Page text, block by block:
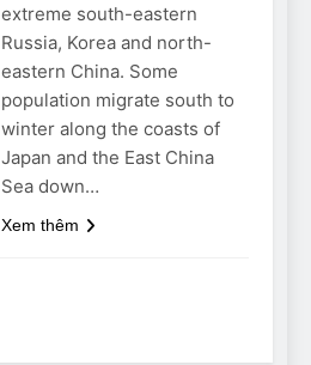
extreme south-eastern
Russia, Korea and north-
eastern China. Some
population migrate south to
winter along the coasts of
Japan and the East China
Sea down…
Xem thêm